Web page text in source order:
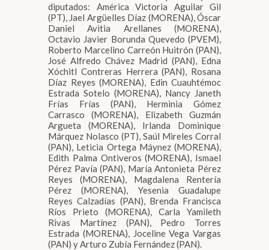
diputados: América Victoria Aguilar Gil
(PT), Jael Argüelles Díaz (MORENA), Óscar
Daniel Avitia Arellanes (MORENA),
Octavio Javier Borunda Quevedo (PVEM),
Roberto Marcelino Carreón Huitrón (PAN),
José Alfredo Chávez Madrid (PAN), Edna
Xóchitl Contreras Herrera (PAN), Rosana
Díaz Reyes (MORENA), Edin Cuauhtémoc
Estrada Sotelo (MORENA), Nancy Janeth
Frías Frías (PAN), Herminia Gómez
Carrasco (MORENA), Elizabeth Guzmán
Argueta (MORENA), Irlanda Dominique
Márquez Nolasco (PT), Saúl Mireles Corral
(PAN), Leticia Ortega Máynez (MORENA),
Edith Palma Ontiveros (MORENA), Ismael
Pérez Pavía (PAN), María Antonieta Pérez
Reyes (MORENA), Magdalena Rentería
Pérez (MORENA), Yesenia Guadalupe
Reyes Calzadías (PAN), Brenda Francisca
Ríos Prieto (MORENA), Carla Yamileth
Rivas Martínez (PAN), Pedro Torres
Estrada (MORENA), Joceline Vega Vargas
(PAN) y Arturo Zubía Fernández (PAN).